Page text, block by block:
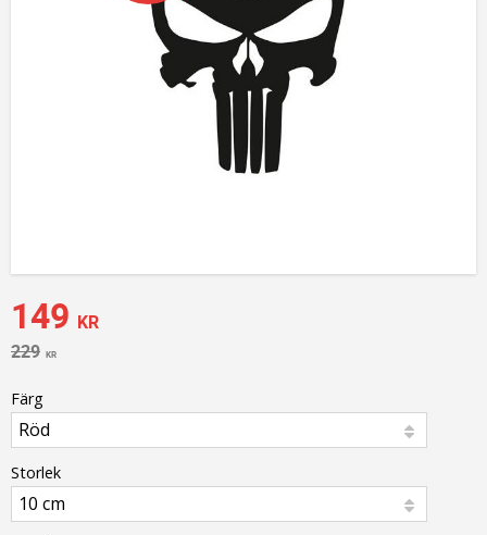
Nedsatt pris:
149 KR
Ordinarie pris:
229 KR
Färg
Storlek